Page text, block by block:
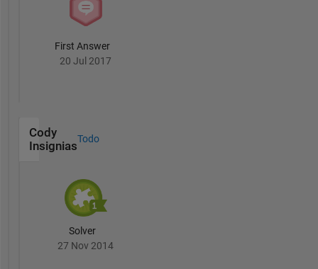
First Answer
20 Jul 2017
Cody
Insignias
Todo
Solver
27 Nov 2014